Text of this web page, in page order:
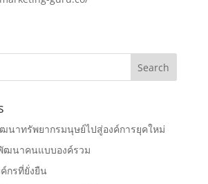
นาทรัพยากรมนุษย์ไปสู่องค์การยุคใหม่
ฒนาคนแบบองค์รวม
กรที่ยั่งยืน